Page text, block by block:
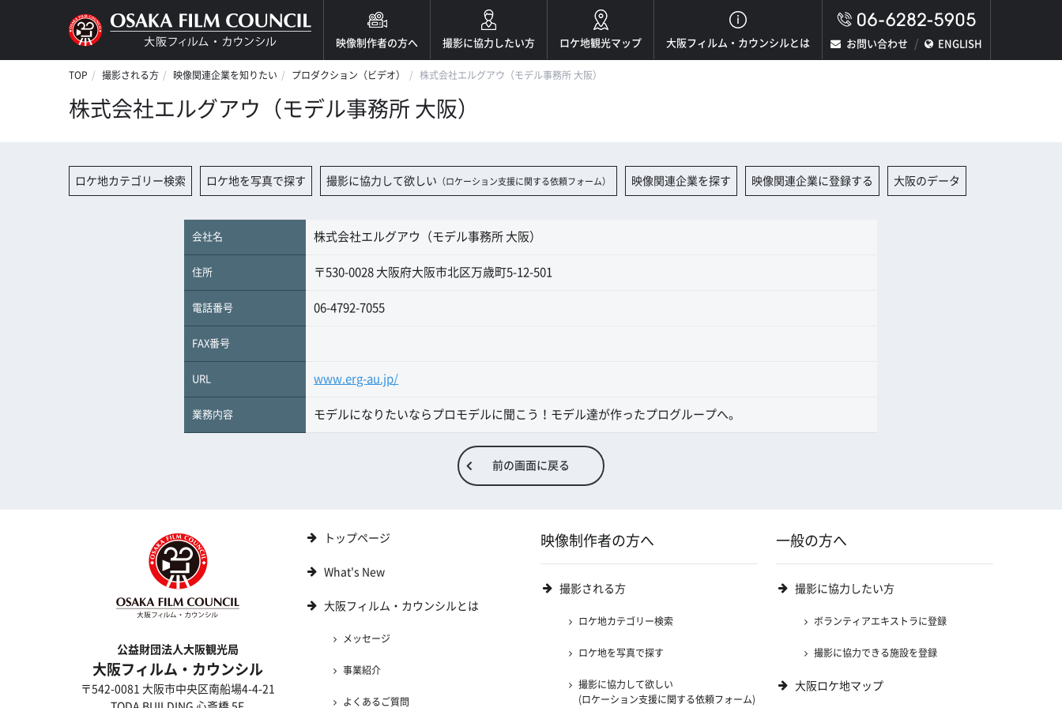
映像制作者の方へ 撮影に協力したい方 ロケ地観光マップ 大阪フィルム・カウンシルとは お問い合わせ ENGLISH
TOP 撮影される方 映像関連企業を知りたい プロダクション（ビデオ） 株式会社エルグアウ（モデル事務所 大阪）
株式会社エルグアウ（モデル事務所 大阪）
ロケ地カテゴリー検索 ロケ地を写真で探す 撮影に協力して欲しい （ロケーション支援に関する依頼フォーム） 映像関連企業を探す 映像関連企業に登録する 大阪のデータ
会社名 株式会社エルグアウ（モデル事務所 大阪）
住所 〒530-0028 大阪府大阪市北区万歳町5-12-501
電話番号 06-4792-7055
FAX番号
URL www.erg-au.jp/
業務内容 モデルになりたいならプロモデルに聞こう！モデル達が作ったプログループへ。
前の画面に戻る
公益財団法人大阪観光局
大阪フィルム・カウンシル
〒542-0081 大阪市中央区南船場4-4-21
トップページ
What's New
大阪フィルム・カウンシルとは
メッセージ
事業紹介
よくあるご質問
映像制作者の方へ
撮影される方
ロケ地カテゴリー検索
ロケ地を写真で探す
撮影に協力して欲しい
(ロケーション支援に関する依頼フォーム)
一般の方へ
撮影に協力したい方
ボランティアエキストラに登録
撮影に協力できる施設を登録
大阪ロケ地マップ